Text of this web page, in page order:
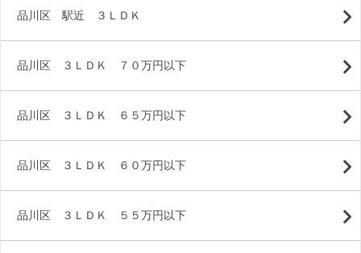
品川区 駅近 ３ＬＤＫ
品川区 ３ＬＤＫ ７０万円以下
品川区 ３ＬＤＫ ６５万円以下
品川区 ３ＬＤＫ ６０万円以下
品川区 ３ＬＤＫ ５５万円以下